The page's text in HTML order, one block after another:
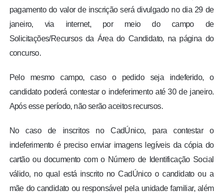
pagamento do valor de inscrição será divulgado no dia 29 de
janeiro, via internet, por meio do campo de
Solicitações/Recursos da Área do Candidato, na página do
concurso.
Pelo mesmo campo, caso o pedido seja indeferido, o
candidato poderá contestar o indeferimento até 30 de janeiro.
Após esse período, não serão aceitos recursos.
No caso de inscritos no CadÚnico, para contestar o
indeferimento é preciso enviar imagens legíveis da cópia do
cartão ou documento com o Número de Identificação Social
válido, no qual está inscrito no CadÚnico o candidato ou a
mãe do candidato ou responsável pela unidade familiar, além